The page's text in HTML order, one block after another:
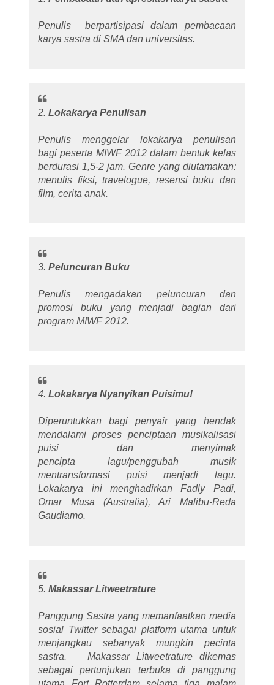
Penulis berpartisipasi dalam pembacaan
karya sastra di SMA dan universitas.
2.Lokakarya Penulisan
Penulis menggelar lokakarya penulisan
bagi peserta MIWF 2012 dalam bentuk kelas
berdurasi 1,5-2 jam. Genre yang diutamakan:
menulis fiksi, travelogue, resensi buku dan
film, cerita anak.
3.Peluncuran Buku
Penulis mengadakan peluncuran dan
promosi buku yang menjadi bagian dari
program MIWF 2012.
4. Lokakarya Nyanyikan Puisimu!
Diperuntukkan bagi penyair yang hendak
mendalami proses penciptaan musikalisasi
puisi dan menyimak
pencipta lagu/penggubah musik
mentransformasi puisi menjadi lagu.
Lokakarya ini menghadirkan Fadly Padi,
Omar Musa (Australia), Ari Malibu-Reda
Gaudiamo.
5.Makassar Litweetrature
Panggung Sastra yang memanfaatkan media
sosial Twitter sebagai platform utama untuk
menjangkau sebanyak mungkin pecinta
sastra. Makassar Litweetrature dikemas
sebagai pertunjukan terbuka di panggung